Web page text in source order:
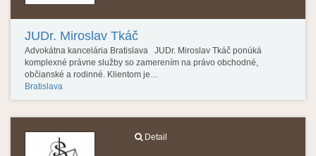
JUDr. Miroslav Tkáč
Advokátna kancelária Bratislava JUDr. Miroslav Tkáč ponúká
komplexné právne služby so zamerením na právo obchodné,
občianské a rodinné. Klientom je…
Bratislava
Detail